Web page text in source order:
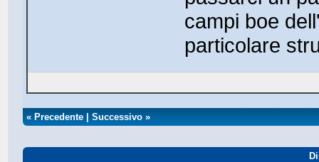
campi boe
particolare
«Precedente |Successivo »